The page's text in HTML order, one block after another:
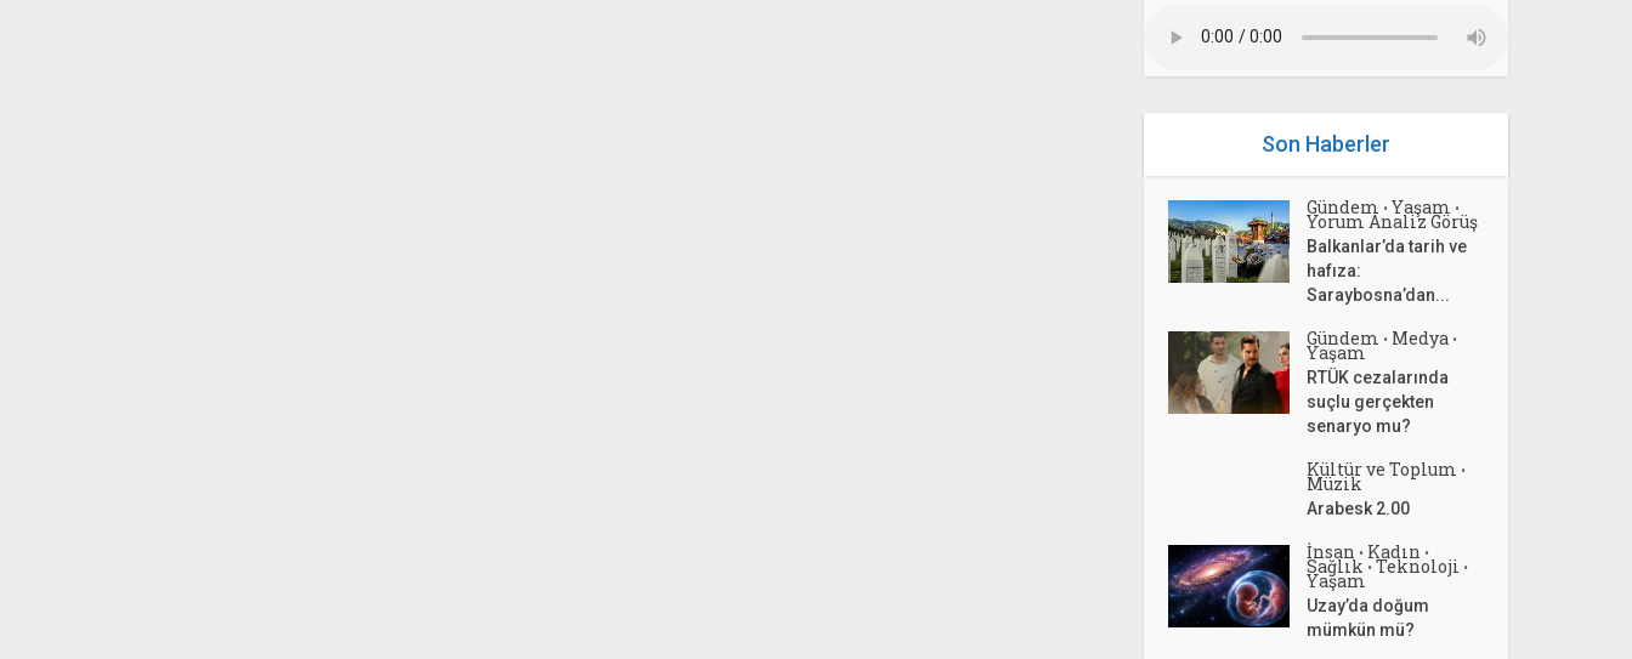
Son Haberler
Gündem • Yaşam •
Yorum Analiz Görüş
Balkanlar’da tarih ve
hafıza:
Saraybosna’dan...
Gündem • Medya •
Yaşam
RTÜK cezalarında
suçlu gerçekten
senaryo mu?
Kültür ve Toplum •
Müzik
Arabesk 2.00
İnsan • Kadın •
Sağlık • Teknoloji •
Yaşam
Uzay’da doğum
mümkün mü?